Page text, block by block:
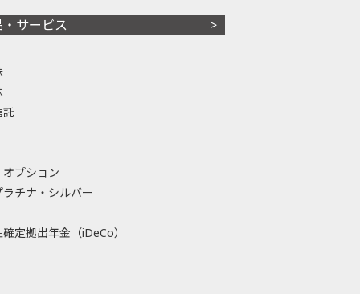
・サービス
託
プション
ラチナ・シルバー
定拠出年金（iDeCo）